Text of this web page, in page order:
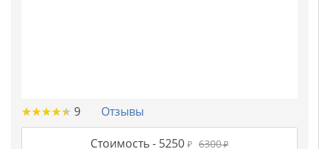
★★★★★
★★★★★ 9 Отзывы
Стоимость - 5250 ₽ 6300₽